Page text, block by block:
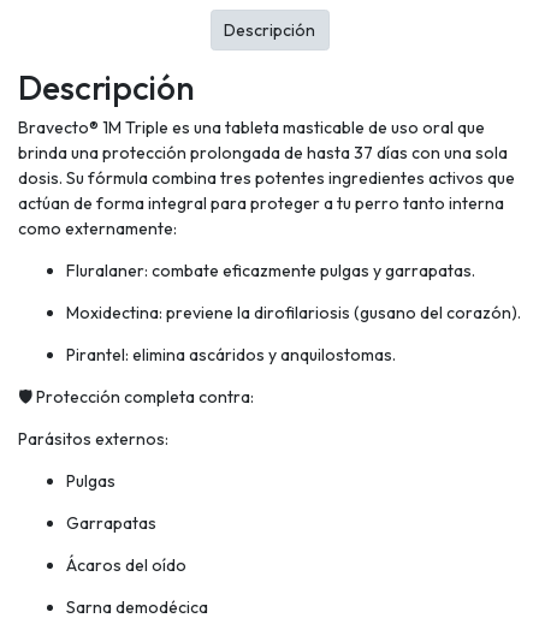
Descripción
Bravecto® 1M Triple es una tableta masticable de uso oral que
brinda una protección prolongada de hasta 37 días con una sola
dosis. Su fórmula combina tres potentes ingredientes activos que
actúan de forma integral para proteger a tu perro tanto interna
como externamente:
Fluralaner: combate eficazmente pulgas y garrapatas.
Moxidectina: previene la dirofilariosis (gusano del corazón).
Pirantel: elimina ascáridos y anquilostomas.
🛡️ Protección completa contra:
Parásitos externos:
Pulgas
Garrapatas
Ácaros del oído
Sarna demodécica
Descripción